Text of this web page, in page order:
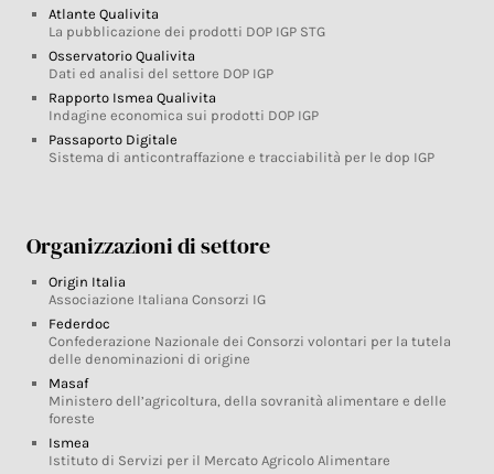
Atlante Qualivita
La pubblicazione dei prodotti DOP IGP STG
Osservatorio Qualivita
Dati ed analisi del settore DOP IGP
Rapporto Ismea Qualivita
Indagine economica sui prodotti DOP IGP
Passaporto Digitale
Sistema di anticontraffazione e tracciabilità per le dop IGP
Organizzazioni di settore
Origin Italia
Associazione Italiana Consorzi IG
Federdoc
Confederazione Nazionale dei Consorzi volontari per la tutela
delle denominazioni di origine
Masaf
Ministero dell’agricoltura, della sovranità alimentare e delle
foreste
Ismea
Istituto di Servizi per il Mercato Agricolo Alimentare